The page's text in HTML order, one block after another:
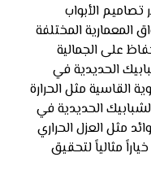
الأبواب
المعمارية المختلفة
على الجمالية
الحديدية في
القاسية مثل الحرارة
الحديدية في
مثل العزل الحراري
مثالياً لتحقيق